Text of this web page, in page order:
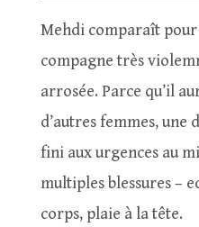
Mehdi comparaît
compagne très
arrosée. Parce qu’il
d’autres femmes, une
fini aux urgences au
multiples blessures –
corps, plaie à la tête.